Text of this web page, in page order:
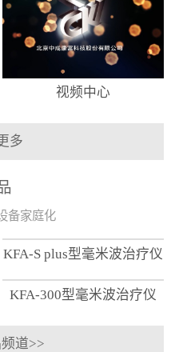
视频中心
多
备家庭化
KFA-S plus型毫米波治疗仪
KFA-300型毫米波治疗仪
道>>